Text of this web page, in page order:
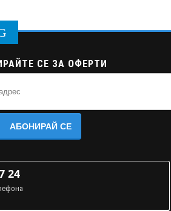
СЕ ЗА ОФЕРТИ
АБОНИРАЙ СЕ
24